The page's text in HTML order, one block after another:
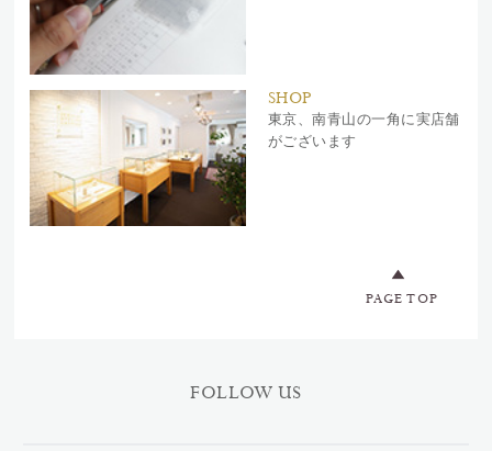
SHOP
東京、南青山の一角に実店舗
がございます
PAGE TOP
FOLLOW US